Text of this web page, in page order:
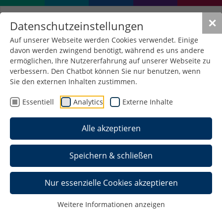
✕
Datenschutzeinstellungen
Auf unserer Webseite werden Cookies verwendet. Einige
davon werden zwingend benötigt, während es uns andere
ermöglichen, Ihre Nutzererfahrung auf unserer Webseite zu
verbessern. Den Chatbot können Sie nur benutzen, wenn
Sie den externen Inhalten zustimmen.
Essentiell Analytics Externe Inhalte
Alle akzeptieren
Speichern & schließen
Nur essenzielle Cookies akzeptieren
Weitere Informationen anzeigen
Informationen zum
Forschungsdatenmanagement finden Sie
Seite des Dezernats Forschung
und Transfer
.